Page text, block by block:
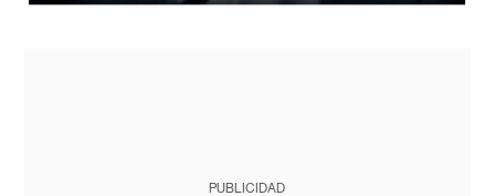
PUBLICIDAD